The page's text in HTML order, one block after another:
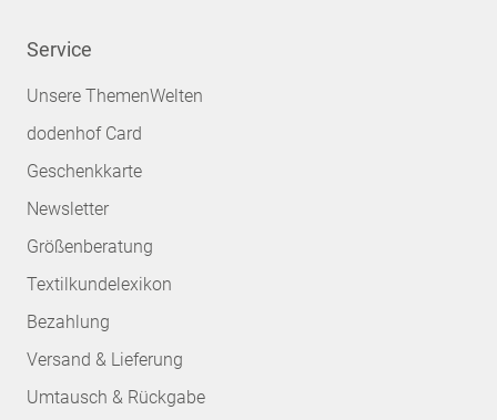
Service
Unsere ThemenWelten
dodenhof Card
Geschenkkarte
Newsletter
Größenberatung
Textilkundelexikon
Bezahlung
Versand & Lieferung
Umtausch & Rückgabe